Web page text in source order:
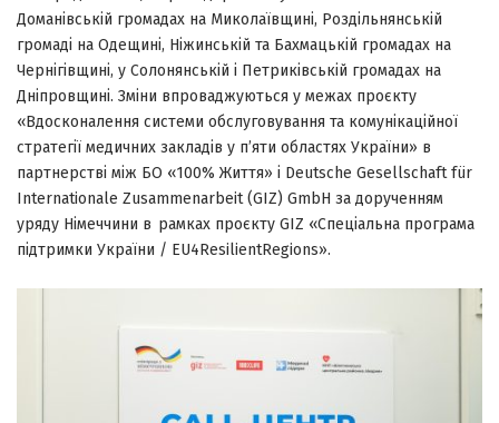
Доманівській громадах на Миколаївщині, Роздільнянській
громаді на Одещині, Ніжинській та Бахмацькій громадах на
Чернігівщині, у Солонянській і Петриківській громадах на
Дніпровщині. Зміни впроваджуються у межах проєкту
«Вдосконалення системи обслуговування та комунікаційної
стратегії медичних закладів у п’яти областях України» в
партнерстві між БО «100% Життя» і Deutsche Gesellschaft für
Internationale Zusammenarbeit (GIZ) GmbH за дорученням
уряду Німеччини в рамках проєкту GIZ «Спеціальна програма
підтримки України / EU4ResilientRegions».